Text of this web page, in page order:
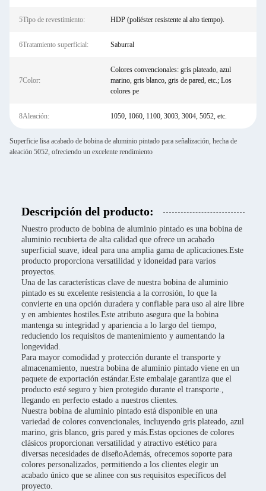
5Tipo de revestimiento: HDP (poliéster resistente al alto tiempo).
6Tratamiento superficial: Saburral
7Color:
Colores convencionales: gris plateado, azul
marino, gris blanco, gris de pared, etc.; Los
colores pe
8Aleación: 1050, 1060, 1100, 3003, 3004, 5052, etc.
Superficie lisa acabado de bobina de aluminio pintado para señalización, hecha de
aleación 5052, ofreciendo un excelente rendimiento
Descripción del producto:
Nuestro producto de bobina de aluminio pintado es una bobina de
aluminio recubierta de alta calidad que ofrece un acabado
superficial suave, ideal para una amplia gama de aplicaciones.Este
producto proporciona versatilidad y idoneidad para varios
proyectos.
Una de las características clave de nuestra bobina de aluminio
pintado es su excelente resistencia a la corrosión, lo que la
convierte en una opción duradera y confiable para uso al aire libre
y en ambientes hostiles.Este atributo asegura que la bobina
mantenga su integridad y apariencia a lo largo del tiempo,
reduciendo los requisitos de mantenimiento y aumentando la
longevidad.
Para mayor comodidad y protección durante el transporte y
almacenamiento, nuestra bobina de aluminio pintado viene en un
paquete de exportación estándar.Este embalaje garantiza que el
producto esté seguro y bien protegido durante el transporte.,
llegando en perfecto estado a nuestros clientes.
Nuestra bobina de aluminio pintado está disponible en una
variedad de colores convencionales, incluyendo gris plateado, azul
marino, gris blanco, gris pared y más.Estas opciones de colores
clásicos proporcionan versatilidad y atractivo estético para
diversas necesidades de diseñoAdemás, ofrecemos soporte para
colores personalizados, permitiendo a los clientes elegir un
acabado único que se alinee con sus requisitos específicos del
proyecto.